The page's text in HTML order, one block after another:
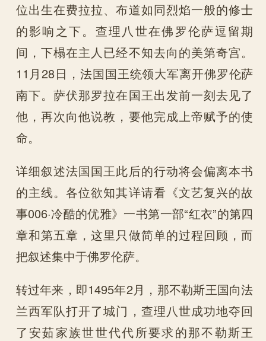
位出生在费拉拉、布道如同烈焰一般的修士
的影响之下。查理八世在佛罗伦萨逗留期
间，下榻在主人已经不知去向的美第奇宫。
11月28日，法国国王统领大军离开佛罗伦萨
南下。萨伏那罗拉在国王出发前一刻去见了
他，再次向他说教，要他完成上帝赋予的使
命。
详细叙述法国国王此后的行动将会偏离本书
的主线。各位欲知其详请看《文艺复兴的故
事006·冷酷的优雅》一书第一部“红衣”的第四
章和第五章，这里只做简单的过程回顾，而
把叙述集中于佛罗伦萨。
转过年来，即1495年2月，那不勒斯王国向法
兰西军队打开了城门，查理八世成功地夺回
了安茹家族世世代代所要求的那不勒斯王